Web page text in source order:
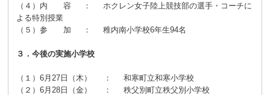
（４）内 容 ： ホクレン女子陸上競技部の選手・コーチに
よる特別授業
（５）参 加 ： 稚内南小学校6年生94名
３．今後の実施小学校
（１）6月27日（木） ： 和寒町立和寒小学校
（２）6月28日（金） ： 秩父別町立秩父別小学校